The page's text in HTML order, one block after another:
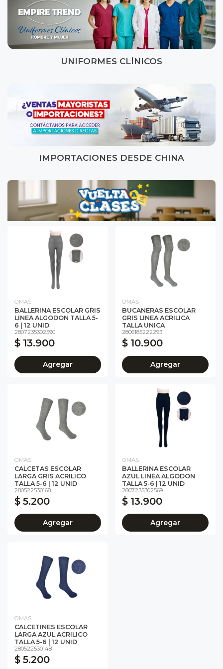
UNIFORMES CLÍNICOS
IMPORTACIONES DESDE CHINA
OMAS
BALLERINA ESCOLAR GRIS
LINEA ALGODON TALLA 5-
6 | 12 UNID
2807235302590
$ 13.900
Agregar
OMAS
BUCANERAS ESCOLAR
GRIS LINEA ACRILICA
TALLA UNICA
2806185222293
$ 10.900
Agregar
OMAS
CALCETAS ESCOLAR
LARGA GRIS ACRILICO
TALLA 5-6 | 12 UNID
280522530168
$ 5.200
Agregar
OMAS
BALLERINA ESCOLAR
AZUL LINEA ALGODON
TALLA 5-6 | 12 UNID
2807235302569
$ 13.900
Agregar
OMAS
CALCETINES ESCOLAR
LARGA AZUL ACRILICO
TALLA 5-6 | 12 UNID
280522530148
$ 5.200